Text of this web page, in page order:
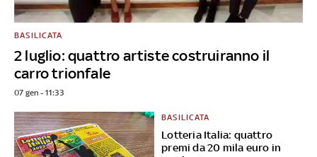
2 luglio: quattro artiste costruiranno il
carro trionfale
BASILICATA
07 gen - 11:33
Lotteria Italia: quattro
premi da 20 mila euro in
BASILICATA